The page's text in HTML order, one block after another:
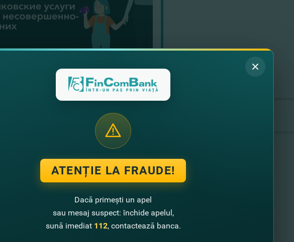
ATENȚIE LA FRAUDE!
Dacă primești un apel
sau mesaj suspect: închide apelul,
sună imediat 112, contactează banca.